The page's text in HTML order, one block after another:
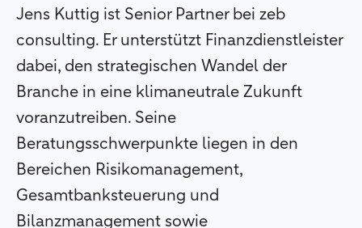
Jens Kuttig ist Senior Partner bei zeb
consulting. Er unterstützt Finanzdienstleister
dabei, den strategischen Wandel der
Branche in eine klimaneutrale Zukunft
voranzutreiben. Seine
Beratungsschwerpunkte liegen in den
Bereichen Risikomanagement,
Gesamtbanksteuerung und
Bilanzmanagement sowie